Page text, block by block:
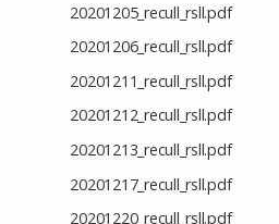
20201205_recull_rsll.pdf
20201206_recull_rsll.pdf
20201211_recull_rsll.pdf
20201212_recull_rsll.pdf
20201213_recull_rsll.pdf
20201217_recull_rsll.pdf
20201220_recull_rsll.pdf